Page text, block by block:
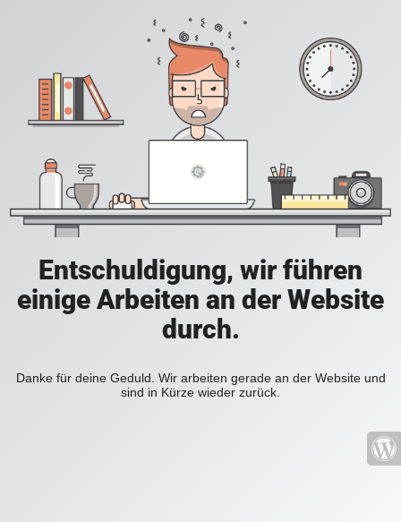
Entschuldigung, wir führen
einige Arbeiten an der Website
durch.
Danke für deine Geduld. Wir arbeiten gerade an der Website und
sind in Kürze wieder zurück.